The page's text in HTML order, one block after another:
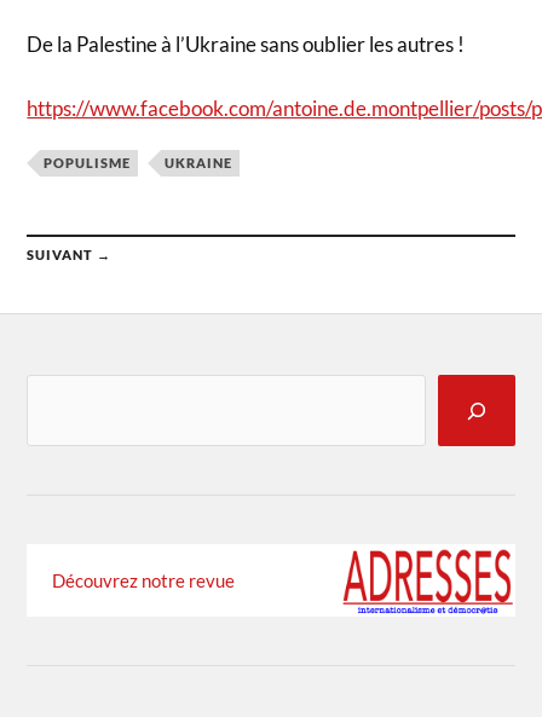
De la Palestine à l’Ukraine sans oublier les autres !
https://www.facebook.com/antoine.de.montpellier/
POPULISME UKRAINE
SUIVANT →
Découvrez notre revue